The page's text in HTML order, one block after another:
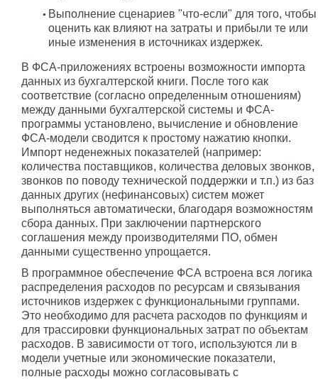
Выполнение сценариев "что-если" для того, чтобы
оценить как влияют на затраты и прибыли те или
иные изменения в источниках издержек.
В ФСА-приложениях встроены возможности импорта
данных из бухгалтерской книги. После того как
соответствие (согласно определенным отношениям)
между данными бухгалтерской системы и ФСА-
программы установлено, вычисление и обновление
ФСА-модели сводится к простому нажатию кнопки.
Импорт неденежных показателей (например:
количества поставщиков, количества деловых звонков,
звонков по поводу технической поддержки и т.п.) из баз
данных других (нефинансовых) систем может
выполняться автоматически, благодаря возможностям
сбора данных. При заключении партнерского
соглашения между производителями ПО, обмен
данными существенно упрощается.
В программное обеспечение ФСА встроена вся логика
распределения расходов по ресурсам и связывания
источников издержек с функциональными группами.
Это необходимо для расчета расходов по функциям и
для трассировки функциональных затрат по объектам
расходов. В зависимости от того, используются ли в
модели учетные или экономические показатели,
полные расходы можно согласовывать с